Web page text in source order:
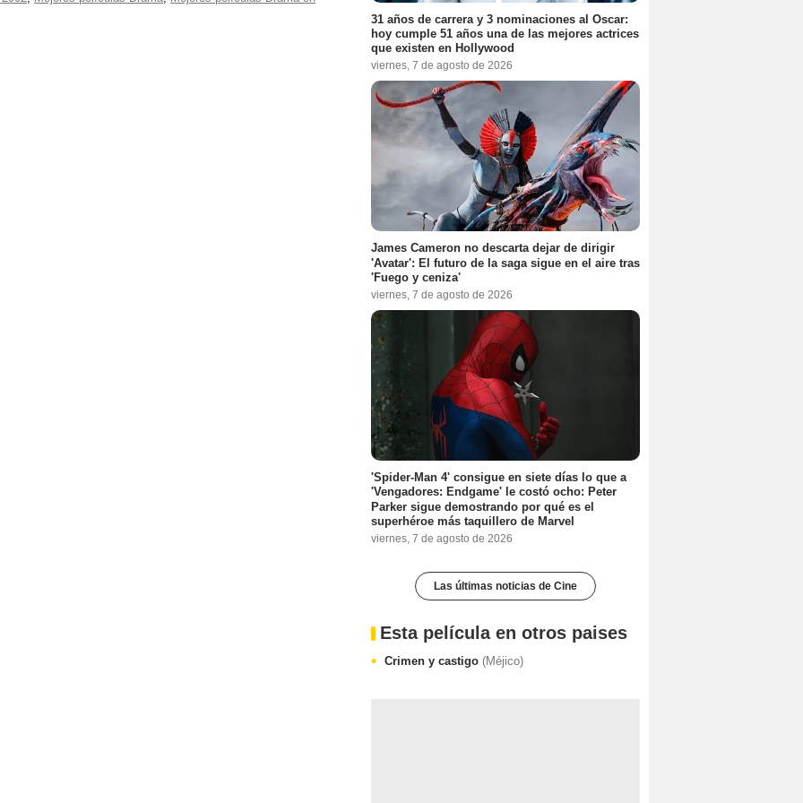
31 años de carrera y 3 nominaciones al Oscar:
hoy cumple 51 años una de las mejores actrices
que existen en Hollywood
viernes, 7 de agosto de 2026
James Cameron no descarta dejar de dirigir
'Avatar': El futuro de la saga sigue en el aire tras
'Fuego y ceniza'
viernes, 7 de agosto de 2026
'Spider-Man 4' consigue en siete días lo que a
'Vengadores: Endgame' le costó ocho: Peter
Parker sigue demostrando por qué es el
superhéroe más taquillero de Marvel
viernes, 7 de agosto de 2026
Las últimas noticias de Cine
Esta película en otros paises
Crimen y castigo (Méjico)